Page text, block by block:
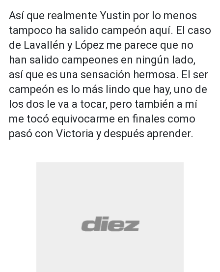
Así que realmente Yustin por lo menos
tampoco ha salido campeón aquí. El caso
de Lavallén y López me parece que no
han salido campeones en ningún lado,
así que es una sensación hermosa. El ser
campeón es lo más lindo que hay, uno de
los dos le va a tocar, pero también a mí
me tocó equivocarme en finales como
pasó con Victoria y después aprender.